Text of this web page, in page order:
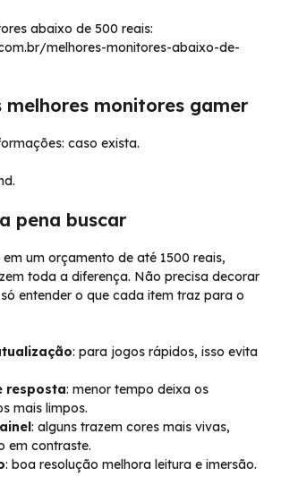
abaixo de 500 reais:
melhores-monitores-abaixo-de-
melhores monitores gamer
caso exista.
pena buscar
um orçamento de até 1500 reais,
toda a diferença. Não precisa decorar
entender o que cada item traz para o
: para jogos rápidos, isso evita
resposta: menor tempo deixa os
mais limpos.
: alguns trazem cores mais vivas,
em contraste.
: boa resolução melhora leitura e imersão.